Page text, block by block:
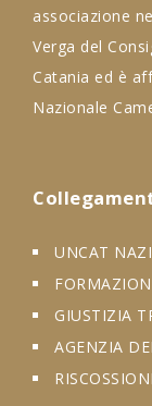
associazione
Verga del
Catania ed è
Nazionale
UNCAT
GIUSTIZIA
AGENZIA